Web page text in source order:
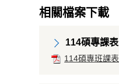
相關檔案下載
114碩專課表
114碩專班課表